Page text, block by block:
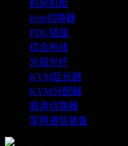
机房机柜
kvm切换器
PDU插座
综合布线
光缆光纤
KVM延长器
KVM分配器
高清切换器
军用通信装备